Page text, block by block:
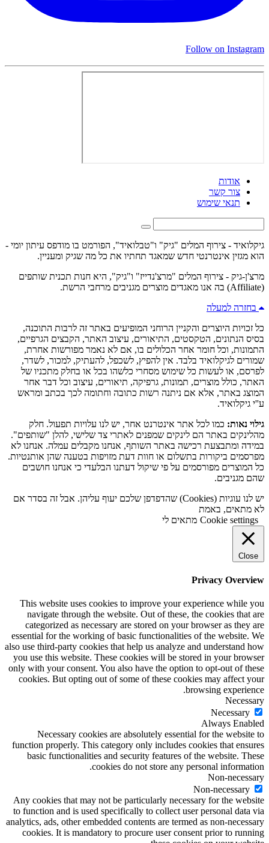
Follow on Instagram
אודות
צור קשר
תנאי שימוש
גיקלואיד - צירוף המלים "גיק" ו"טבלואיד", הפורמט בו מודפס עיתון יומי -
הוא מגזין אינטרנטי חדש שמאגד תחתיו את כל מה שגיק ומעניין.
מרצ'ן-גיק - צירוף המלים "מרצ'נדייז" ו"גיק", היא חנות תכנית שותפים
(Affiliate) בה אנו מאגדים מוצרים מגניבים מרחבי הרשת.
בחזרה למעלה
כל זכויות היוצרים והקניין הרוחני המופיעים באתר זה לרבות התוכנה,
בסיס הנתונים, הטקסטים, התיאורים, עיצוב האתר, הקבצים הגרפיים,
התמונות, וכל חומר אחר הכלולים בו, אם לא נאמר מפורשות אחרת,
שמורים לגיקלואיד בלבד. אין להפיץ, לשכפל, להעתיק, למכור, לשדר,
לפרסם, או לעשות כל שימוש מסחרי כלשהו בכל או בחלק מתכניו של
האתר, כולל מוצרים, תמונות, גרפיקה, תיאורים, עיצוב וכל דבר אחר
המוצג באתר, אלא אם ניתנה רשות כתובה וחתומה לכך בכתב ומראש
ע''י גיקלואיד.
גילוי נאות: כמו לכל אתר אינטרנט אחר, יש לנו עלויות תפעול. חלק
מהלינקים באתר הם לינקים שמפנים לאתרי צד שלישי, להלן "שותפים".
במידה ומתבצעת רכישה באתר השותף, אנחנו מקבלים עמלה. אנחנו לא
מפרסמים ביקורות בתשלום או חוות דעת מזויפות בטענה שהן אותנטיות.
כל המוצרים מפורסמים על פי שיקול דעתנו הבלעדי כי אנחנו חושבים
שהם מגניבים.
יש לנו עוגיות (Cookies) שהדפדפן שלכם יעוף עליהן. אבל זה בסדר אם
לא מתאים, באמת
Cookie settings מתאים לי
Close
Privacy Overview
This website uses cookies to improve your experience while you
navigate through the website. Out of these, the cookies that are
categorized as necessary are stored on your browser as they are
essential for the working of basic functionalities of the website. We
also use third-party cookies that help us analyze and understand how
you use this website. These cookies will be stored in your browser
only with your consent. You also have the option to opt-out of these
cookies. But opting out of some of these cookies may affect your
browsing experience.
Necessary
Necessary
Always Enabled
Necessary cookies are absolutely essential for the website to
function properly. This category only includes cookies that ensures
basic functionalities and security features of the website. These
cookies do not store any personal information.
Non-necessary
Non-necessary
Any cookies that may not be particularly necessary for the website
to function and is used specifically to collect user personal data via
analytics, ads, other embedded contents are termed as non-necessary
cookies. It is mandatory to procure user consent prior to running